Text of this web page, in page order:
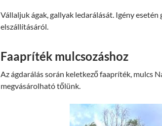
Vállaljuk ágak, gallyak ledarálását. Igény
elszállításáról.
Faapríték mulcsozáshoz
Az ágdarálás során keletkező faapríték, mulcs
megvásárolható tőlünk.